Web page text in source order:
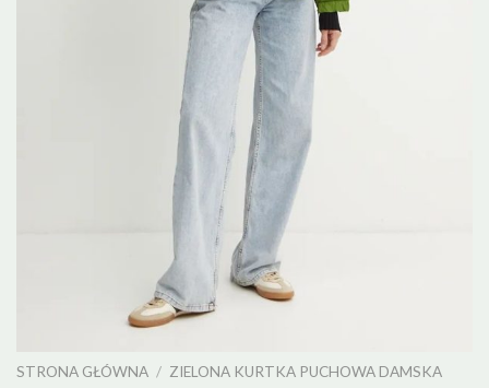
STRONA GŁÓWNA / ZIELONA KURTKA PUCHOWA DAMSKA